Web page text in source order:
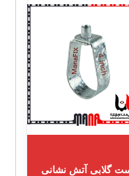
گلابی آتش نشانی